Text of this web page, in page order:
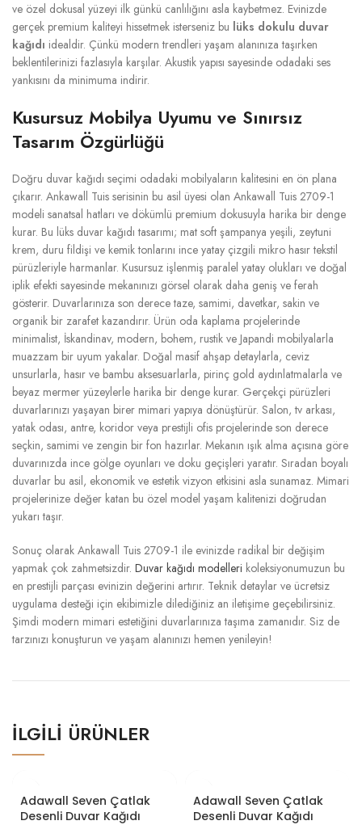
ve özel dokusal yüzeyi ilk günkü canlılığını asla kaybetmez. Evinizde
gerçek premium kaliteyi hissetmek isterseniz bu lüks dokulu duvar
kağıdı idealdir. Çünkü modern trendleri yaşam alanınıza taşırken
beklentilerinizi fazlasıyla karşılar. Akustik yapısı sayesinde odadaki ses
yankısını da minimuma indirir.
Kusursuz Mobilya Uyumu ve Sınırsız
Tasarım Özgürlüğü
Doğru duvar kağıdı seçimi odadaki mobilyaların kalitesini en ön plana
çıkarır. Ankawall Tuis serisinin bu asil üyesi olan Ankawall Tuis 2709-1
modeli sanatsal hatları ve dökümlü premium dokusuyla harika bir denge
kurar. Bu lüks duvar kağıdı tasarımı; mat soft şampanya yeşili, zeytuni
krem, duru fildişi ve kemik tonlarını ince yatay çizgili mikro hasır tekstil
pürüzleriyle harmanlar. Kusursuz işlenmiş paralel yatay olukları ve doğal
iplik efekti sayesinde mekanınızı görsel olarak daha geniş ve ferah
gösterir. Duvarlarınıza son derece taze, samimi, davetkar, sakin ve
organik bir zarafet kazandırır. Ürün oda kaplama projelerinde
minimalist, İskandinav, modern, bohem, rustik ve Japandi mobilyalarla
muazzam bir uyum yakalar. Doğal masif ahşap detaylarla, ceviz
unsurlarla, hasır ve bambu aksesuarlarla, pirinç gold aydınlatmalarla ve
beyaz mermer yüzeylerle harika bir denge kurar. Gerçekçi pürüzleri
duvarlarınızı yaşayan birer mimari yapıya dönüştürür. Salon, tv arkası,
yatak odası, antre, koridor veya prestijli ofis projelerinde son derece
seçkin, samimi ve zengin bir fon hazırlar. Mekanın ışık alma açısına göre
duvarınızda ince gölge oyunları ve doku geçişleri yaratır. Sıradan boyalı
duvarlar bu asil, ekonomik ve estetik vizyon etkisini asla sunamaz. Mimari
projelerinize değer katan bu özel model yaşam kalitenizi doğrudan
yukarı taşır.
Sonuç olarak Ankawall Tuis 2709-1 ile evinizde radikal bir değişim
yapmak çok zahmetsizdir. Duvar kağıdı modelleri koleksiyonumuzun bu
en prestijli parçası evinizin değerini artırır. Teknik detaylar ve ücretsiz
uygulama desteği için ekibimizle dilediğiniz an iletişime geçebilirsiniz.
Şimdi modern mimari estetiğini duvarlarınıza taşıma zamanıdır. Siz de
tarzınızı konuşturun ve yaşam alanınızı hemen yenileyin!
İLGILI ÜRÜNLER
Adawall Seven Çatlak
Desenli Duvar Kağıdı
Adawall Seven Çatlak
Desenli Duvar Kağıdı